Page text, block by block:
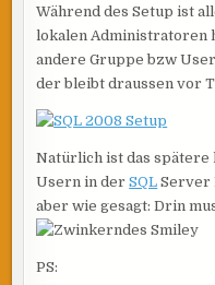
Während des Setup ist
lokalen Administratoren
andere Gruppe bzw
der bleibt draussen vor
Natürlich ist das spätere
Usern in derSQL Server
aber wie gesagt: Drin
PS: